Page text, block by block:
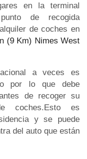
en la terminal
de recogida
de coches en
(9 Km) Nimes West
a veces es
por lo que debe
de recoger su
coches.Esto es
y se puede
del auto que están